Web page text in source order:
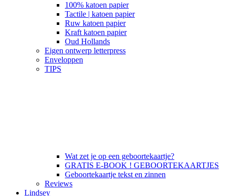
100% katoen papier
Tactile | katoen papier
Ruw katoen papier
Kraft katoen papier
Oud Hollands
Eigen ontwerp letterpress
Enveloppen
TIPS
Wat zet je op een geboortekaartje?
GRATIS E-BOOK ! GEBOORTEKAARTJES
Geboortekaartje tekst en zinnen
Reviews
Lindsey